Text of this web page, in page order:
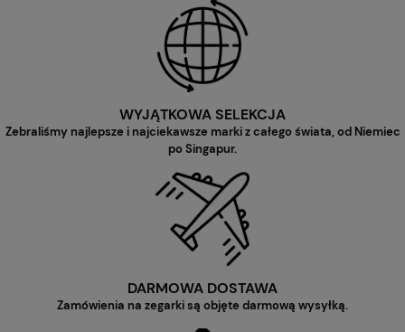
WYJĄTKOWA SELEKCJA
Zebraliśmy najlepsze i najciekawsze marki z całego świata, od Niemiec
po Singapur.
DARMOWA DOSTAWA
Zamówienia na zegarki są objęte darmową wysyłką.